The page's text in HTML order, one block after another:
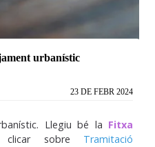
urbanístic
23 DE FEBR 2024
Llegiu bé la Fitxa
sobre Tramitació